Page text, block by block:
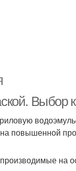
Выбор
повышенной
на